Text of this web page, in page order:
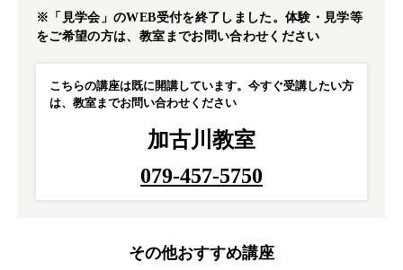
※「 見学会 」のWEB受付を終了しました。体験・見学等
をご希望の方は、教室までお問い合わせください
こちらの講座は既に開講しています。今すぐ受講したい方
は、教室までお問い合わせください
加古川教室
079-457-5750
その他おすすめ講座